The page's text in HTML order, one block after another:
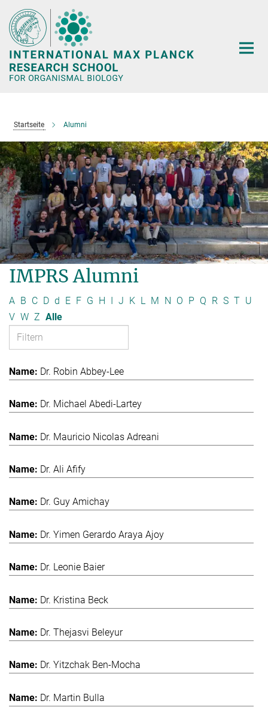
Hauptinhalt
Startseite Alumni
IMPRS Alumni
A B C D d E F G H J K L M N O P Q R S T U
V W Z Alle
Dr. Robin Abbey-Lee
Dr. Michael Abedi-Lartey
Dr. Mauricio Nicolas Adreani
Dr. Ali Afify
Dr. Guy Amichay
Dr. Yimen Gerardo Araya Ajoy
Dr. Leonie Baier
Dr. Kristina Beck
Dr. Thejasvi Beleyur
Dr. Yitzchak Ben-Mocha
Dr. Martin Bulla